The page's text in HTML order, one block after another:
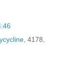
, 4178,